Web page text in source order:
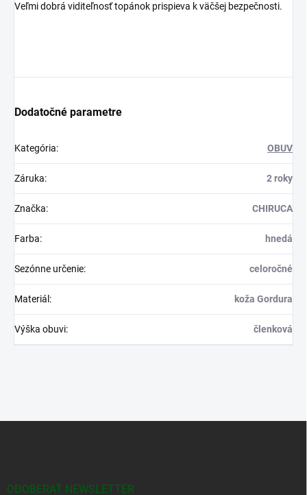
Veľmi dobrá viditeľnosť topánok prispieva k väčšej bezpečnosti.
Dodatočné parametre
Kategória: OBUV
Záruka: 2 roky
Značka: CHIRUCA
Farba: hnedá
Sezónne určenie: celoročné
Materiál : koža Gordura
Výška obuvi: členková
ODOBERAŤ NEWSLETTER